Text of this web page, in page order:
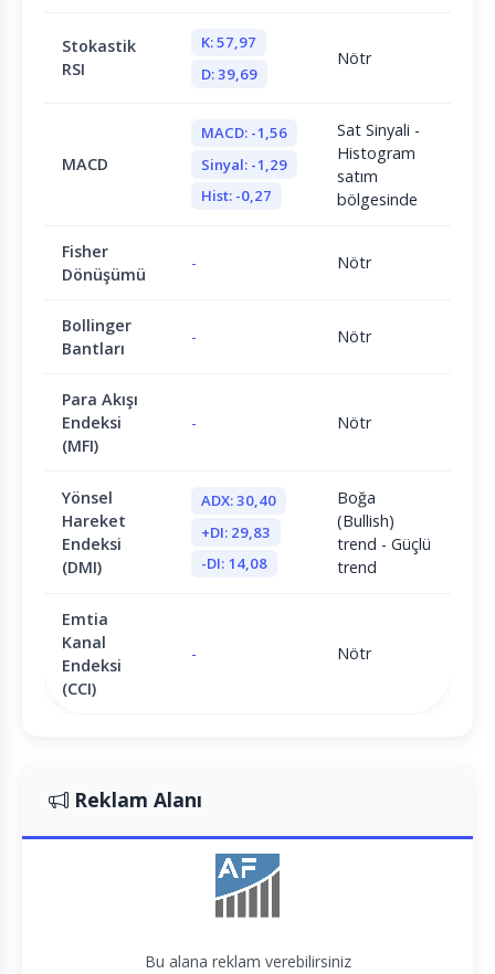
Stokastik
RSI
K: 57,97
D: 39,69
Nötr
MACD
MACD: -1,56
Sinyal: -1,29
Hist: -0,27
Sat Sinyali -
Histogram
satım
bölgesinde
Fisher
Dönüşümü
- Nötr
Bollinger
Bantları
- Nötr
Para Akışı
Endeksi
(MFI)
- Nötr
Yönsel
Hareket
Endeksi
(DMI)
ADX: 30,40
+DI: 29,83
-DI: 14,08
Boğa
(Bullish)
trend - Güçlü
trend
Emtia
Kanal
Endeksi
(CCI)
- Nötr
Reklam Alanı
Bu alana reklam verebilirsiniz